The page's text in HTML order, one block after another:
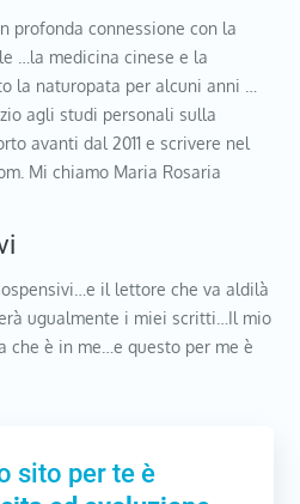
profonda connessione con la
…la medicina cinese e la
la naturopata per alcuni anni …
agli studi personali sulla
avanti dal 2011 e scrivere nel
Mi chiamo Maria Rosaria
il lettore che va aldilà
ugualmente i miei scritti…Il mio
che è in me…e questo per me è
sito per te è